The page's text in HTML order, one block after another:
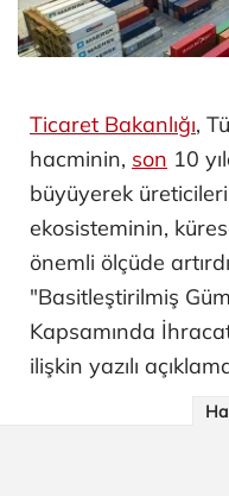
Ticaret Bakanlığı,
hacminin, son 10
büyüyerek
ekosisteminin,
önemli ölçüde
"Basitleştirilmiş
Kapsamında
ilişkin yazılı